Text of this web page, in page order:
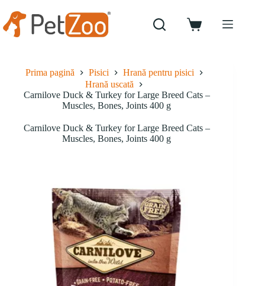
conținut
Coș
Prima pagină Pisici
Hrană pentru pisici
Hrană uscată
Carnilove Duck & Turkey for Large Breed Cats –
Muscles, Bones, Joints 400 g
Carnilove Duck & Turkey for Large Breed Cats –
Muscles, Bones, Joints 400 g